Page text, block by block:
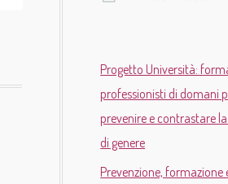
Progetto Università:
professionisti di domani
prevenire e contrastare
di genere
Prevenzione, formazione